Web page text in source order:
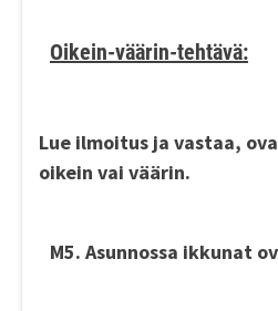
Oikein-väärin-tehtävä:
Lue ilmoitus ja vastaa,
oikein vai väärin.
M5. Asunnossa ikkunat